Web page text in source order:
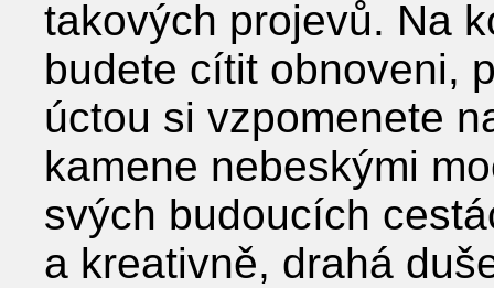
takových projevů. Na
budete cítit obnoveni,
úctou si vzpomenete
kamene nebeskými
svých budoucích
a kreativně, drahá